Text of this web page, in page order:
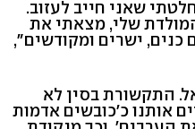
שאני חייב לעזוב.
שלי, מצאתי את
ישרים ומקודשים",
התקשורת בסין לא
אותנו כ'כובשים אדמות